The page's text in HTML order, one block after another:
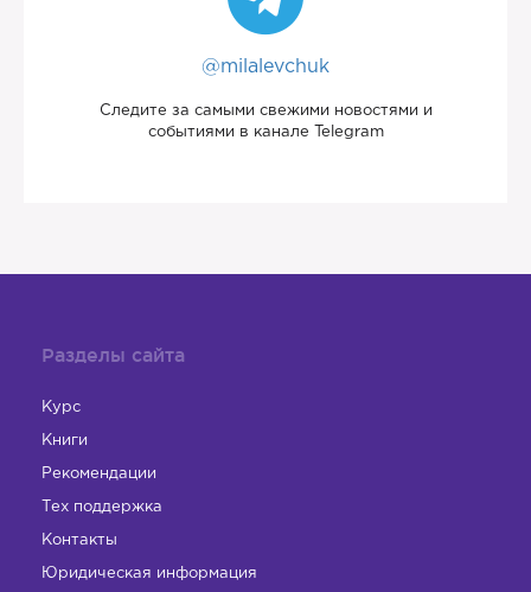
@milalevchuk
Следите за самыми свежими новостями и
событиями в канале Telegram
Разделы сайта
Курс
Книги
Рекомендации
Тех поддержка
Контакты
Юридическая информация